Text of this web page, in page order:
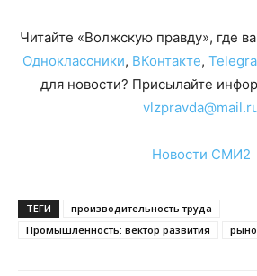
Читайте «Волжскую правду», где
Одноклассники, ВКонтакте,
для новости? Присылайте
Новости СМИ2
ТЕГИ
производительность труда
Промышленность: вектор развития